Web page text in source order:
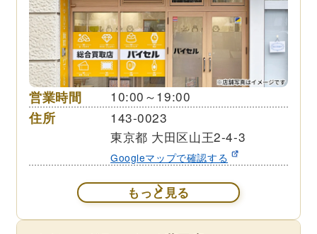
営業時間 10:00～19:00
住所
143-0023
東京都 大田区山王2-4-3
Googleマップで確認する
もっと見る